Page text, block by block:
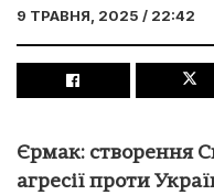
9 ТРАВНЯ, 2025 / 22:42
Єрмак: створення
агресії проти